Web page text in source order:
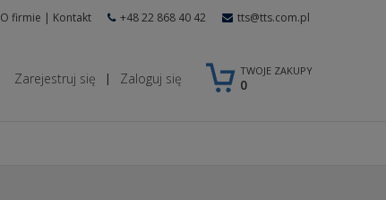
O firmie | Kontakt +48 22 868 40 42 tts@tts.com.pl
TWOJE ZAKUPY
0
Zarejestruj się | Zaloguj się